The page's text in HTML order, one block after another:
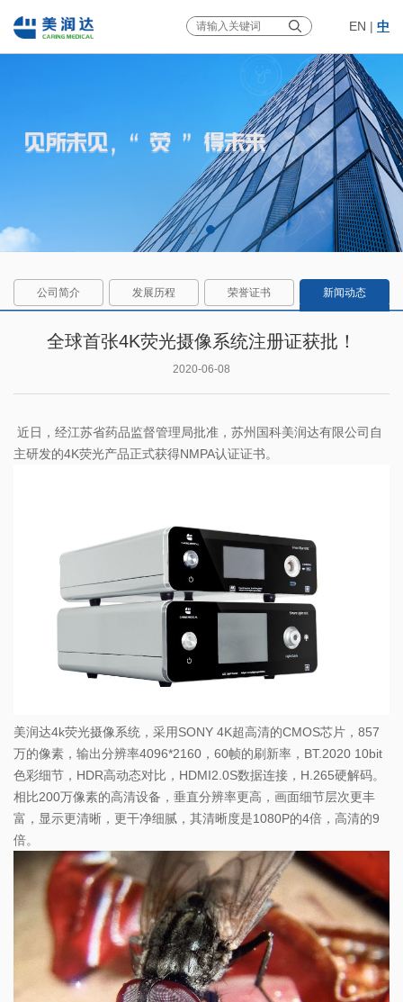
EN | 中
公司简介 发展历程 荣誉证书 新闻动态
全球首张4K荧光摄像系统注册证获批！
2020-06-08
近日，经江苏省药品监督管理局批准，苏州国科美润达有限公司自
主研发的4K荧光产品正式获得NMPA认证证书。
美润达4k荧光摄像系统，采用SONY 4K超高清的CMOS芯片，857
万的像素，输出分辨率4096*2160，60帧的刷新率，BT.2020 10bit
色彩细节，HDR高动态对比，HDMI2.0S数据连接，H.265硬解码。
相比200万像素的高清设备，垂直分辨率更高，画面细节层次更丰
富，显示更清晰，更干净细腻，其清晰度是1080P的4倍，高清的9
倍。